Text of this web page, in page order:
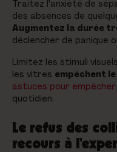
Traitez l'anxiété de
des absences de
Augmentez la durée
déclencher de panique
Limitez les stimuli
les vitres empêchent
astuces pour
quotidien.
Le refus des
recours à